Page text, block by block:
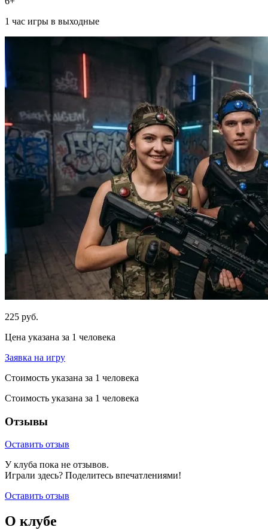
1 час игры в выходные
225 руб.
Цена указана за 1 человека
Заявка на игру
Стоимость указана за 1 человека
Стоимость указана за 1 человека
Отзывы
Оставить отзыв
У клуба пока не отзывов.
Играли здесь? Поделитесь впечатлениями!
Оставить отзыв
О клубе